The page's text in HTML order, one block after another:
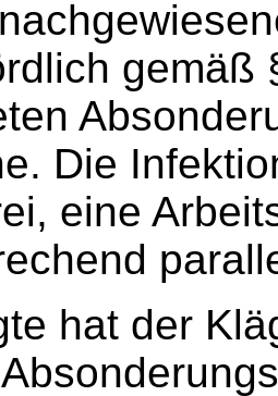
gemäß
Die
eine
hat der